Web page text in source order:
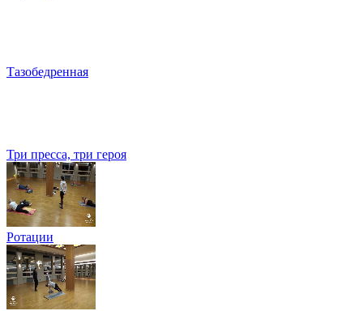
Тазобедренная
Три пресса, три героя
Ротации